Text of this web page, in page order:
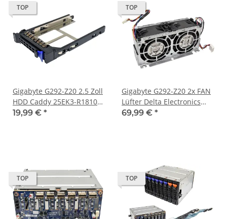
TOP
Gigabyte G292-Z20 2.5 Zoll
HDD Caddy 25EK3-R18102-
I0R
19,99 € *
TOP
Gigabyte G292-Z20 2x FAN
Lüfter Delta Electronics
PFM0812HE-01 + double
69,99 € *
TOP TOP